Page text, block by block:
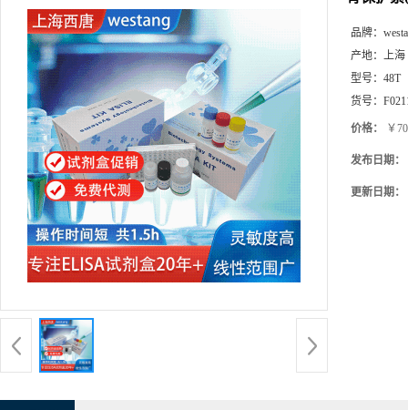
品牌：
产地： 上海
型号： 48T
货号：
价格： ￥
发布日期：
更新日期：